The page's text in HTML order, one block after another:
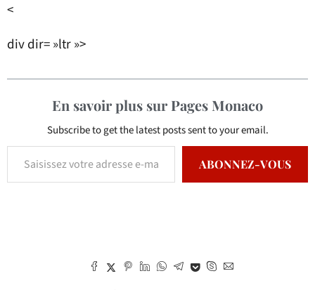
<
div dir= »ltr »>
En savoir plus sur Pages Monaco
Subscribe to get the latest posts sent to your email.
ABONNEZ-VOUS